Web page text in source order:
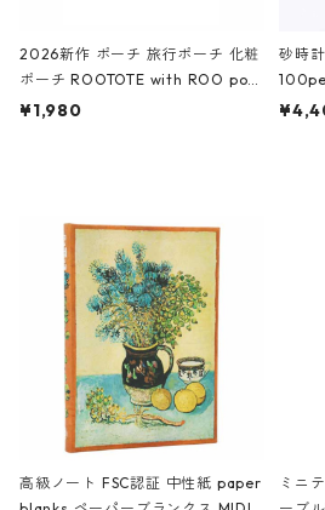
2026新作 ポーチ 旅行ポーチ 化粧
ポーチ ROOTOTE with ROO pou
ch 3532 ルートート WR.ポーチ.ラ
¥1,980
砂時
AKU
高級ノート FSC認証 中性紙 paper
ミニ